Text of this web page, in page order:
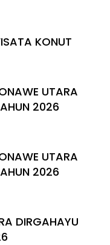
KONUT
UTARA
2026
UTARA
2026
DIRGAHAYU